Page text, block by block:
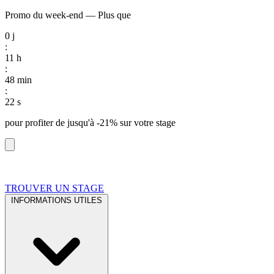
Promo du week-end — Plus que
0 j
:
11 h
:
48 min
:
21 s
pour profiter de jusqu'à -21% sur votre stage
TROUVER UN STAGE
INFORMATIONS UTILES